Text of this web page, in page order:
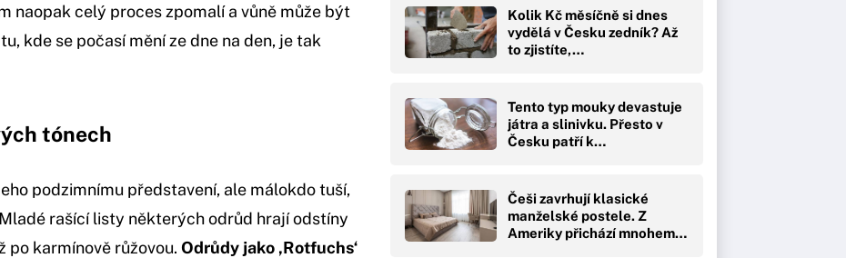
naopak celý proces zpomalí a vůně může být
kde se počasí mění ze dne na den, je tak
tónech
podzimnímu představení, ale málokdo tuší,
rašící listy některých odrůd hrají odstíny
po karmínově růžovou. Odrůdy jako ‚Rotfuchs‘
Kolik Kč měsíčně si dnes
vydělá v Česku zedník? Až
to zjistíte,…
Tento typ mouky devastuje
játra a slinivku. Přesto v
Česku patří k…
Češi zavrhují klasické
manželské postele. Z
Ameriky přichází mnohem…